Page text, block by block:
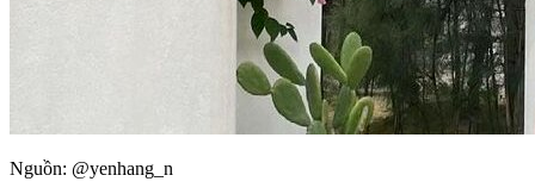
Nguồn: @yenhang_n